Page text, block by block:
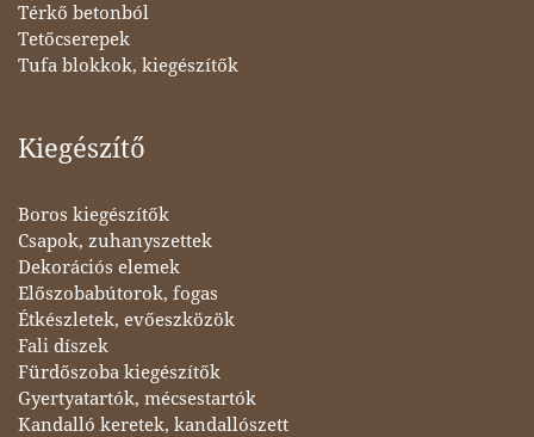
Térkő betonból
Tetőcserepek
Tufa blokkok, kiegészítők
Kiegészítő
Boros kiegészítők
Csapok, zuhanyszettek
Dekorációs elemek
Előszobabútorok, fogas
Étkészletek, evőeszközök
Fali díszek
Fürdőszoba kiegészítők
Gyertyatartók, mécsestartók
Kandalló keretek, kandallószett